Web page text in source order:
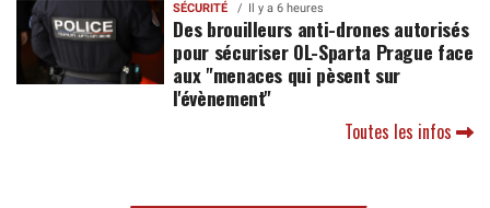
SÉCURITÉ Il y a 6 heures
Des brouilleurs anti-drones autorisés
pour sécuriser OL-Sparta Prague face
aux "menaces qui pèsent sur
l'évènement"
Toutes les infos